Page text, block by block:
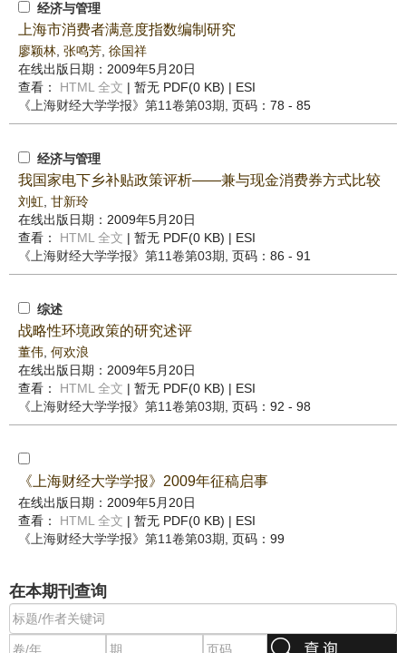
经济与管理
上海市消费者满意度指数编制研究
廖颖林 张鸣芳 徐国祥
在线出版日期：2009年5月20日
查看： HTML 全文 | 暂无 PDF(0 KB) | ESI
《上海财经大学学报》 第11卷第03期 , 页码：78 - 85
经济与管理
我国家电下乡补贴政策评析——兼与现金消费券方式比较
刘虹 甘新玲
在线出版日期：2009年5月20日
查看： HTML 全文 | 暂无 PDF(0 KB) | ESI
《上海财经大学学报》 第11卷第03期 , 页码：86 - 91
综述
战略性环境政策的研究述评
董伟 何欢浪
在线出版日期：2009年5月20日
查看： HTML 全文 | 暂无 PDF(0 KB) | ESI
《上海财经大学学报》 第11卷第03期 , 页码：92 - 98
《上海财经大学学报》2009年征稿启事
在线出版日期：2009年5月20日
查看： HTML 全文 | 暂无 PDF(0 KB) | ESI
《上海财经大学学报》 第11卷第03期 , 页码：99
在本期刊查询